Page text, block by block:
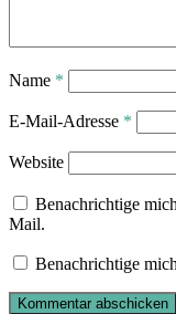
Name *
E-Mail-Adresse *
Website
Benachrichtige
Mail.
Benachrichtige